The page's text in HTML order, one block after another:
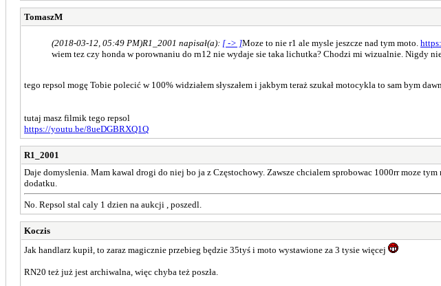
TomaszM
(2018-03-12, 05:49 PM)R1_2001 napisał(a): [ -> ]Moze to nie r1 ale mysle jeszcze nad tym moto.
wiem tez czy honda w porownaniu do rn12 nie wydaje sie taka lichutka? Chodzi mi wizualnie. Nigdy
tego repsol mogę Tobie polecić w 100% widziałem słyszałem i jakbym teraż szukał motocykla to sam bym
tutaj masz filmik tego repsol
https://youtu.be/8ueDGBRXQ1Q
R1_2001
Daje domyslenia. Mam kawal drogi do niej bo ja z Częstochowy. Zawsze chcialem sprobowac 1000rr moze
dodatku.
No. Repsol stal caly 1 dzien na aukcji , poszedl.
Koczis
Jak handlarz kupił, to zaraz magicznie przebieg będzie 35tyś i moto wystawione za 3 tysie więcej
RN20 też już jest archiwalna, więc chyba też poszła.